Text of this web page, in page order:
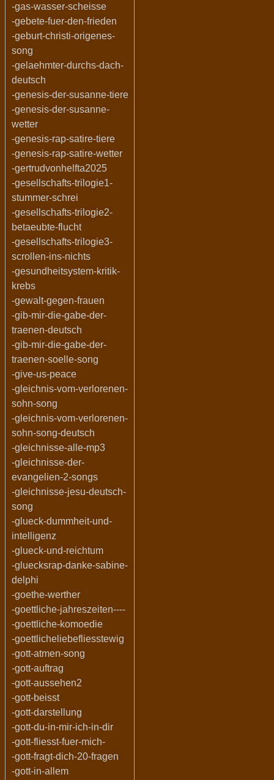
-gas-wasser-scheisse
-gebete-fuer-den-frieden
-geburt-christi-origenes-
song
-gelaehmter-durchs-dach-
deutsch
-genesis-der-susanne-tiere
-genesis-der-susanne-
wetter
-genesis-rap-satire-tiere
-genesis-rap-satire-wetter
-gertrudvonhelfta2025
-gesellschafts-trilogie1-
stummer-schrei
-gesellschafts-trilogie2-
betaeubte-flucht
-gesellschafts-trilogie3-
scrollen-ins-nichts
-gesundheitsystem-kritik-
krebs
-gewalt-gegen-frauen
-gib-mir-die-gabe-der-
traenen-deutsch
-gib-mir-die-gabe-der-
traenen-soelle-song
-give-us-peace
-gleichnis-vom-verlorenen-
sohn-song
-gleichnis-vom-verlorenen-
sohn-song-deutsch
-gleichnisse-alle-mp3
-gleichnisse-der-
evangelien-2-songs
-gleichnisse-jesu-deutsch-
song
-glueck-dummheit-und-
intelligenz
-glueck-und-reichtum
-gluecksrap-danke-sabine-
delphi
-goethe-werther
-goettliche-jahreszeiten----
-goettliche-komoedie
-goettlicheliebefliesstewig
-gott-atmen-song
-gott-auftrag
-gott-aussehen2
-gott-beisst
-gott-darstellung
-gott-du-in-mir-ich-in-dir
-gott-fliesst-fuer-mich-
-gott-fragt-dich-20-fragen
-gott-in-allem